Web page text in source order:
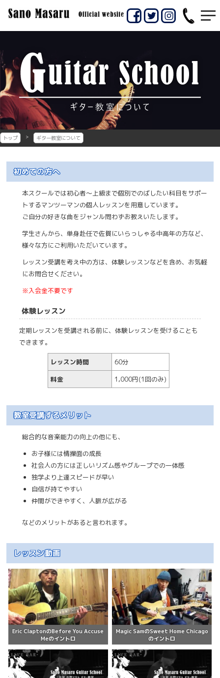
へ
ス
キ
ッ
プ
佐賀市の佐野マサル
佐賀市のギター教室
トップ ギター教室について
初めての方へ
本スクールでは初心者〜上級まで個別でのばしたい科目をサポー
トするマンツーマンの個人レッスンを用意しています。
ご自分の好きな曲をジャンル問わずお教えいたします。
学生さんから、単身赴任で佐賀にいらっしゃる中高年の方など、
様々な方にご利用いただいています。
レッスン受講を考え中の方は、体験レッスンなどを含め、お気軽
にお問合せください。
※入会金不要です
体験レッスン
定期レッスンを受講される前に、体験レッスンを受けることも
できます。
レッスン時間
60分
料金
1,000円(1回のみ)
教室受講するメリット
総合的な音楽能力の向上の他にも、
お子様には情操面の成長
社会人の方には正しいリズム感やグループでの一体感
独学より上達スピードが早い
自信が持てやすい
仲間ができやすく、人脈が広がる
などのメリットがあると言われます。
レッスン動画
Eric ClaptonのBefore You Accuse
Meのイントロ
Magic SamのSweet Home Chicago
のイントロ